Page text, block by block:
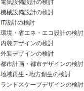
電気設備設計の検討
機械設備設計の検討
IT設計の検討
環境・省エネ・エコ設計の検討
内装デザインの検討
外装デザインの検討
都市計画・都市デザインの検討
地域再生 - 地方創生の検討
ランドスケープデザインの検討